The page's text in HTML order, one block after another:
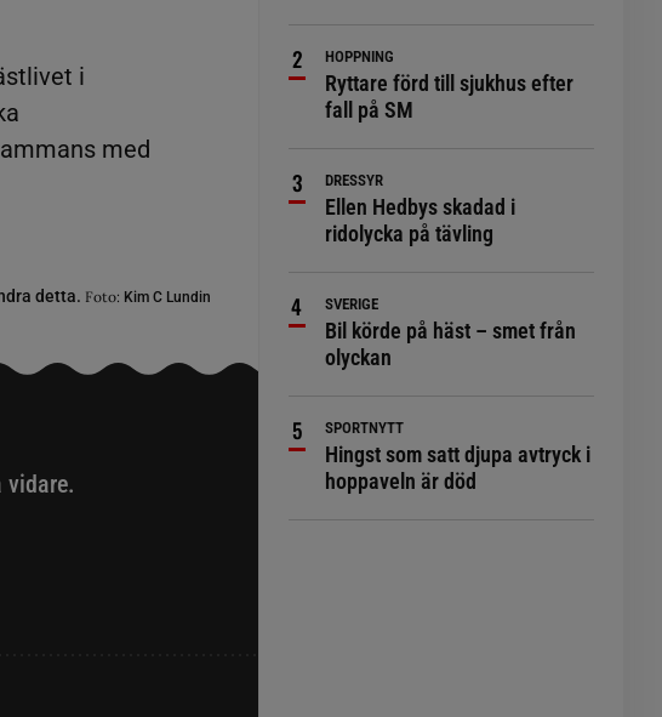
i
med
detta. Foto: Kim C Lundin
vidare.
HOPPNING
Ryttare förd till sjukhus efter
fall på SM
DRESSYR
Ellen Hedbys skadad i
ridolycka på tävling
SVERIGE
Bil körde på häst – smet från
olyckan
SPORTNYTT
Hingst som satt djupa avtryck i
hoppaveln är död